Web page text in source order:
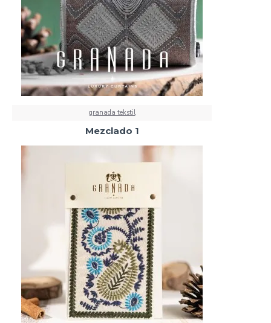
granada tekstil
Mezclado 1